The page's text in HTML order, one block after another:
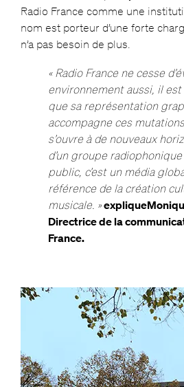
Radio France comme une
nom est porteur d’une forte
n’a pas besoin de plus.
« Radio France ne cesse
environnement aussi, il
que sa représentation
accompagne ces
s’ouvre à de nouveaux
d’un groupe
public, c’est un média
référence de la création
musicale. »explique
Directrice de la
France.